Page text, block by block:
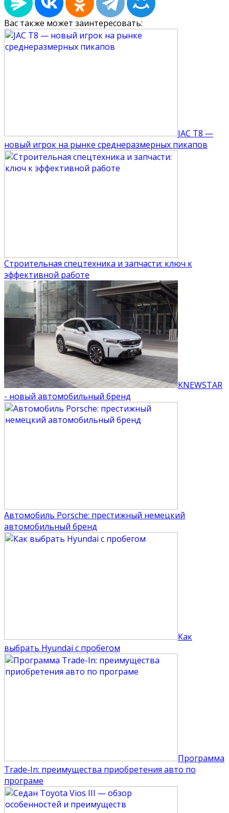
Вас также может заинтересовать:
JAC T8 —
новый игрок на рынке среднеразмерных пикапов
Строительная спецтехника и запчасти: ключ к
эффективной работе
KNEWSTAR
- новый автомобильный бренд
Автомобиль Porsche: престижный немецкий
автомобильный бренд
Как
выбрать Hyundai с пробегом
Программа
Trade-In: преимущества приобретения авто по
програме